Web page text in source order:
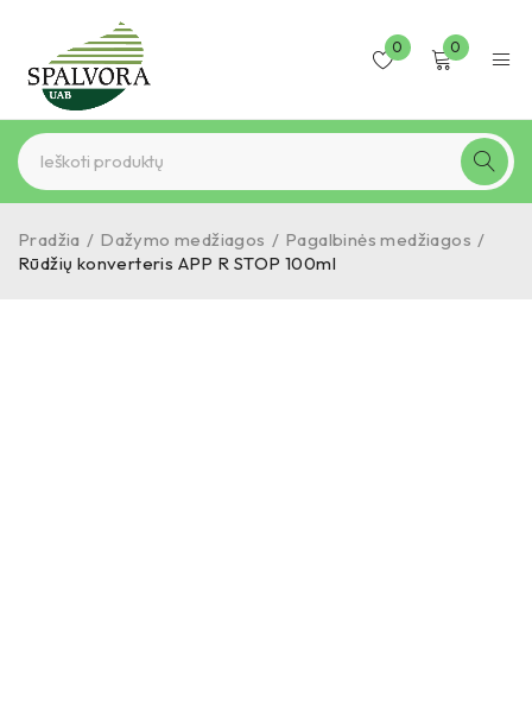
0 0
Pradžia / Dažymo medžiagos / Pagalbinės medžiagos /
Rūdžių konverteris APP R STOP 100ml